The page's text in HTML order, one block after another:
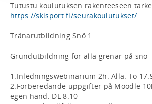
https://skisport.fi/seurakoulutukset/
Tränarutbildning Snö 1
Grundutbildning för alla grenar på snö
1.Inledningswebinarium 2h. Alla. To
2.Förberedande uppgifter på Moodle
egen hand. DL 8.10